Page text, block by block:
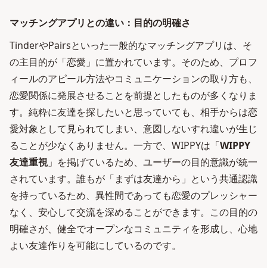
マッチングアプリとの違い：目的の明確さ
TinderやPairsといった一般的なマッチングアプリは、そ
の主目的が「恋愛」に置かれています。そのため、プロフ
ィールのアピール方法やコミュニケーションの取り方も、
恋愛関係に発展させることを前提としたものが多くなりま
す。純粋に友達を探したいと思っていても、相手からは恋
愛対象として見られてしまい、意図しないすれ違いが生じ
ることが少なくありません。一方で、WIPPYは「WIPPY
友達重視」を掲げているため、ユーザーの目的意識が統一
されています。誰もが「まずは友達から」という共通認識
を持っているため、異性間であっても恋愛のプレッシャー
なく、安心して交流を深めることができます。この目的の
明確さが、健全でオープンなコミュニティを形成し、心地
よい友達作りを可能にしているのです。